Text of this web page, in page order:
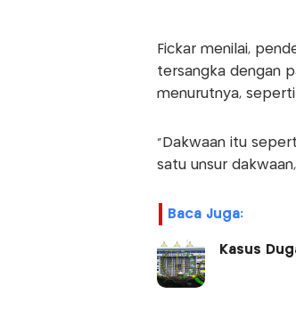
Fickar menilai,
tersangka dengan
menurutnya,
"Dakwaan itu
satu unsur
Baca Juga:
Kasus